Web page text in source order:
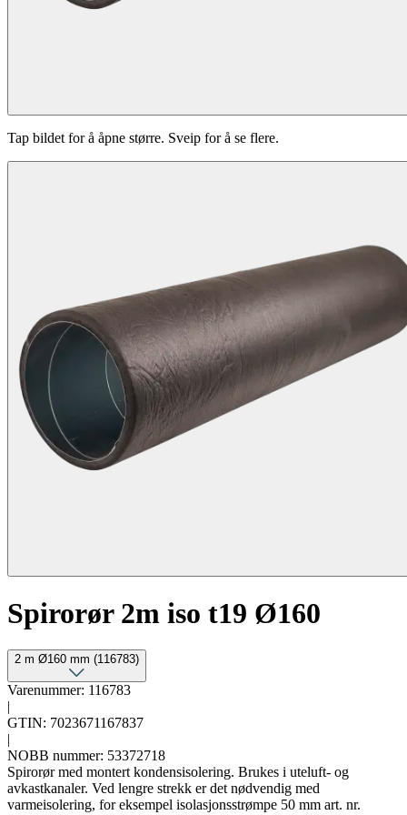
Tap bildet for å åpne større. Sveip for å se flere.
Spirorør 2m iso t19 Ø160
2 m Ø160 mm (116783)
Varenummer: 116783
|
GTIN: 7023671167837
|
NOBB nummer: 53372718
Spirorør med montert kondensisolering. Brukes i uteluft- og
avkastkanaler. Ved lengre strekk er det nødvendig med
varmeisolering, for eksempel isolasjonsstrømpe 50 mm art. nr.